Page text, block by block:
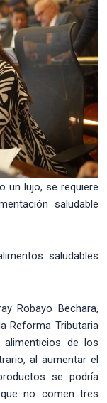
un lujo, se requiere
saludable
saludables
Robayo Bechara,
Reforma Tributaria
de los
al aumentar el
se podría
no comen tres